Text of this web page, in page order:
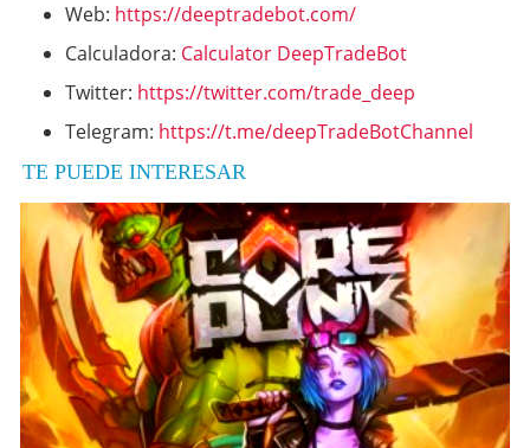
Web: https://deeptradebot.com/
Calculadora: Calculator DeepTradeBot
Twitter: https://twitter.com/trade_deep
Telegram: https://t.me/deepTradeBotChannel
TE PUEDE INTERESAR